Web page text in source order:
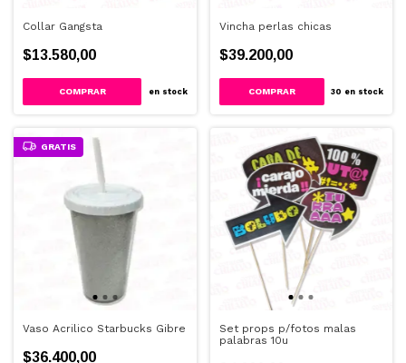
Collar Gangsta
$13.580,00
en stock
Vincha perlas chicas
$39.200,00
30 en stock
GRATIS
Vaso Acrilico Starbucks Gibre
$36.400,00
Set props p/fotos malas
palabras 10u